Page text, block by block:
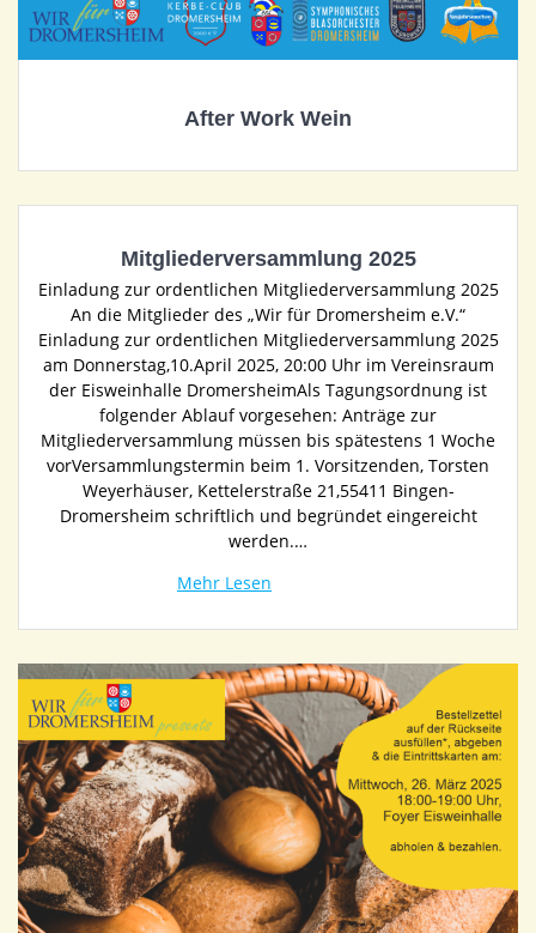
After Work Wein
Mitgliederversammlung 2025
Einladung zur ordentlichen Mitgliederversammlung 2025
An die Mitglieder des „Wir für Dromersheim e.V.“
Einladung zur ordentlichen Mitgliederversammlung 2025
am Donnerstag,10.April 2025, 20:00 Uhr im Vereinsraum
der Eisweinhalle DromersheimAls Tagungsordnung ist
folgender Ablauf vorgesehen: Anträge zur
Mitgliederversammlung müssen bis spätestens 1 Woche
vorVersammlungstermin beim 1. Vorsitzenden, Torsten
Weyerhäuser, Kettelerstraße 21,55411 Bingen-
Dromersheim schriftlich und begründet eingereicht
werden.…